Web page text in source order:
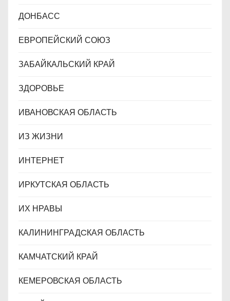
ДОНБАСС
ЕВРОПЕЙСКИЙ СОЮЗ
ЗАБАЙКАЛЬСКИЙ КРАЙ
ЗДОРОВЬЕ
ИВАНОВСКАЯ ОБЛАСТЬ
ИЗ ЖИЗНИ
ИНТЕРНЕТ
ИРКУТСКАЯ ОБЛАСТЬ
ИХ НРАВЫ
КАЛИНИНГРАДCКАЯ ОБЛАСТЬ
КАМЧАТСКИЙ КРАЙ
КЕМЕРОВСКАЯ ОБЛАСТЬ